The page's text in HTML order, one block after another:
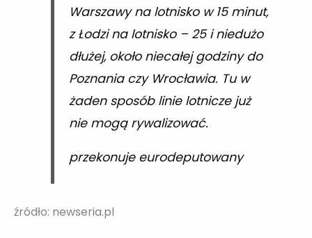
Warszawy na lotnisko w 15 minut,
z Łodzi na lotnisko – 25 i niedużo
dłużej, około niecałej godziny do
Poznania czy Wrocławia. Tu w
żaden sposób linie lotnicze już
nie mogą rywalizować.
przekonuje eurodeputowany
źródło: newseria.pl